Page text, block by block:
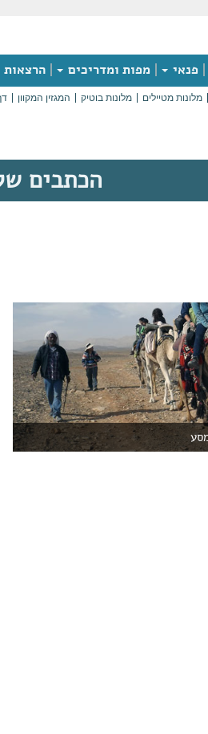
פנאי מפות ומדריכים הרצאות
מלונות מטיילים מלונות בוטיק המגזין המקוון
הכתבים